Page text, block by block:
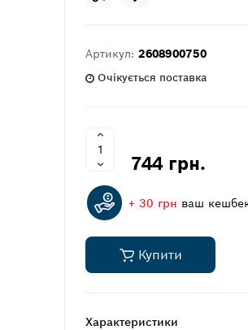
Артикул: 2608900750
Очікується поставка
744 грн.
+ 30 грн ваш
Купити
Характеристики